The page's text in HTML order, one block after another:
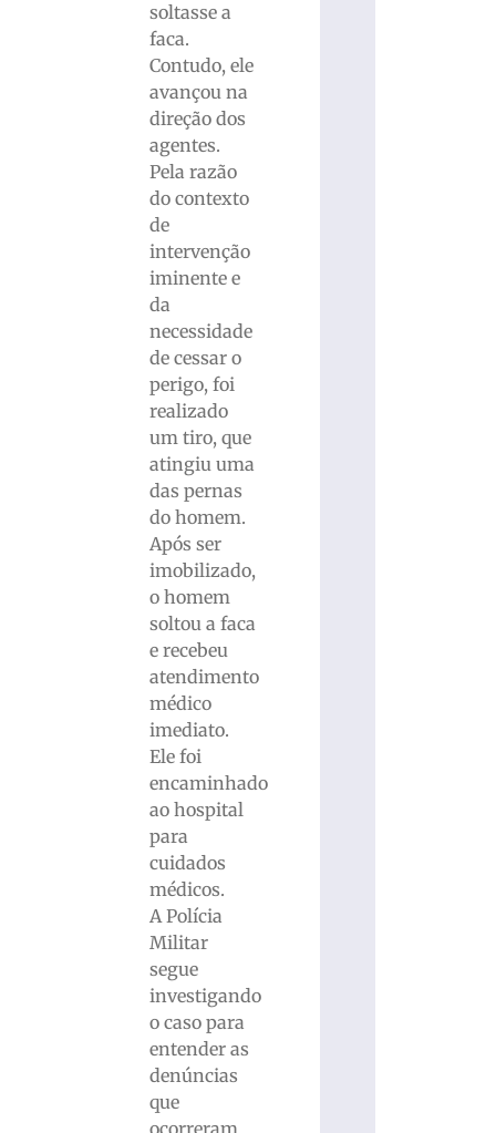
soltasse a
faca.
Contudo, ele
avançou na
direção dos
agentes.
Pela razão
do contexto
de
intervenção
iminente e
da
necessidade
de cessar o
perigo, foi
realizado
um tiro, que
atingiu uma
das pernas
do homem.
Após ser
imobilizado,
o homem
soltou a faca
e recebeu
atendimento
médico
imediato.
Ele foi
encaminhado
ao hospital
para
cuidados
médicos.
A Polícia
Militar
segue
investigando
o caso para
entender as
denúncias
que